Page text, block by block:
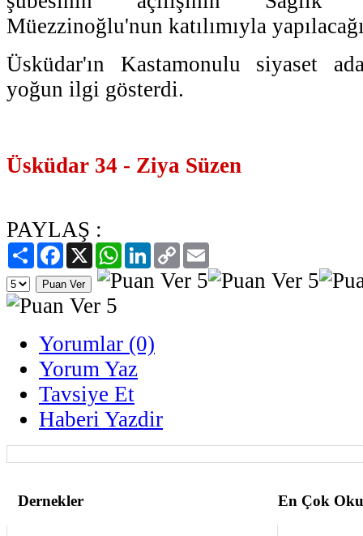
Müezzinoğlu'nun katılımıyla
Üsküdar'ın Kastamonulu siyaset
yoğun ilgi gösterdi.
Üsküdar 34 - Ziya Süzen
PAYLAŞ :
PaylaşFacebook
X WhatsAppLinkedIn
Copy
Link
Yorumlar (0)
Yorum Yaz
Tavsiye Et
Haberi Yazdir
Dernekler En Çok